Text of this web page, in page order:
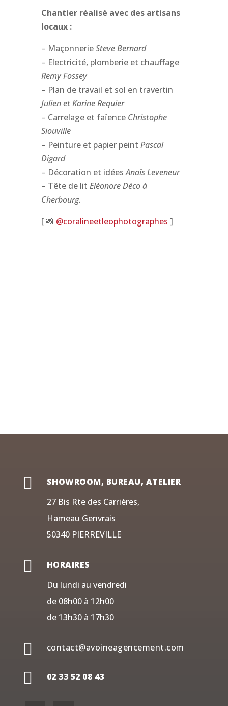
Chantier réalisé avec des artisans
locaux :
– MaçonnerieSteve Bernard
– Electricité, plomberie et chauffage
Remy Fossey
– Plan de travail et sol en travertin
Julien et Karine Requier
– Carrelage et faïence Christophe
Siouville
– Peinture et papier peint Pascal
Digard
– Décoration et idéesAnaïs Leveneur
– Tête de lit Eléonore Déco à
Cherbourg.
[ 📸 @coralineetleophotographes ]

SHOWROOM, BUREAU, ATELIER
27 Bis Rte des Carrières,
Hameau Genvrais
50340 PIERREVILLE

HORAIRES
Du lundi au vendredi
de 08h00 à 12h00
de 13h30 à 17h30
 contact@avoineagencement.com
 02 33 52 08 43